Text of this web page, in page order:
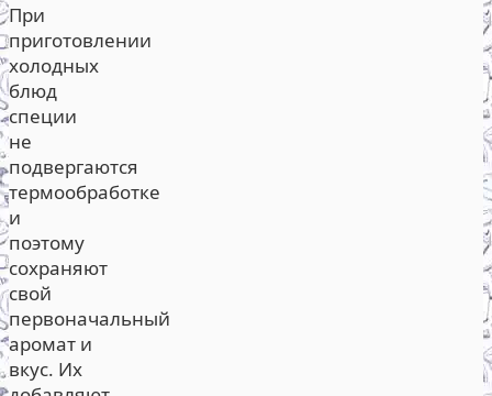
При
приготовлении
холодных
блюд
специи
не
подвергаются
термообработке
и
поэтому
сохраняют
свой
первоначальный
аромат и
вкус. Их